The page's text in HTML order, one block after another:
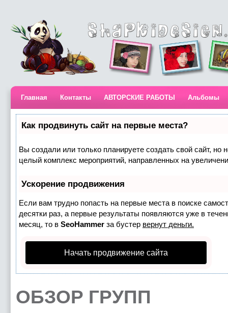
Главная Контакты АВТОРСКИЕ РАБОТЫ Альбомы
Как продвинуть сайт на первые места?
Вы создали или только планируете создать свой сайт, но
целый комплекс мероприятий, направленных на
Ускорение продвижения
Если вам трудно попасть на первые места в поиске
десятки раз, а первые результаты появляются уже в
месяц, то в SeoHammer за бустер вернут деньги.
Начать продвижение сайта
ОБЗОР ГРУПП